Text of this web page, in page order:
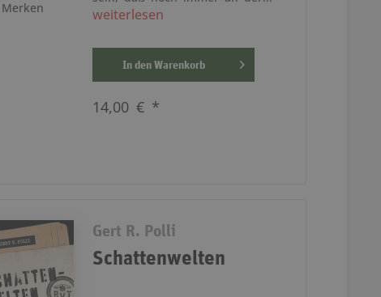
Merken weiterlesen
In denWarenkorb
14,00 € *
Gert R. Polli
Schattenwelten